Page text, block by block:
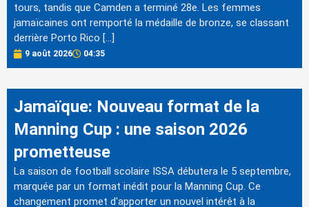
tours, tandis que Camden a terminé 28e. Les femmes
jamaïcaines ont remporté la médaille de bronze, se classant
derrière Porto Rico […]
9 août 2026 04:35
Jamaïque: Nouveau format de la
Manning Cup : une saison 2026
prometteuse
La saison de football scolaire ISSA débutera le 5 septembre,
marquée par un format inédit pour la Manning Cup. Ce
changement promet d'apporter un nouvel intérêt à la